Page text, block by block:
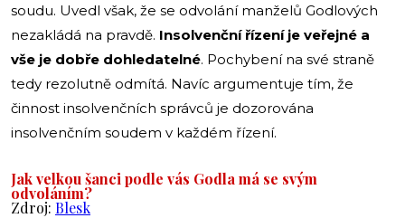
soudu. Uvedl však, že se odvolání manželů Godlových
nezakládá na pravdě. Insolvenční řízení je veřejné a
vše je dobře dohledatelné. Pochybení na své straně
tedy rezolutně odmítá. Navíc argumentuje tím, že
činnost insolvenčních správců je dozorována
insolvenčním soudem v každém řízení.
Jak velkou šanci podle vás Godla má se svým
odvoláním?
Zdroj: Blesk